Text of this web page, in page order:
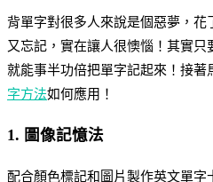
背單字對很多人來說是個惡夢，花
又忘記，實在讓人很懊惱！其實只
就能事半功倍把單字記起來！接著
字方法如何應用！
1. 圖像記憶法
配合顏色標記和圖片製作英文單字